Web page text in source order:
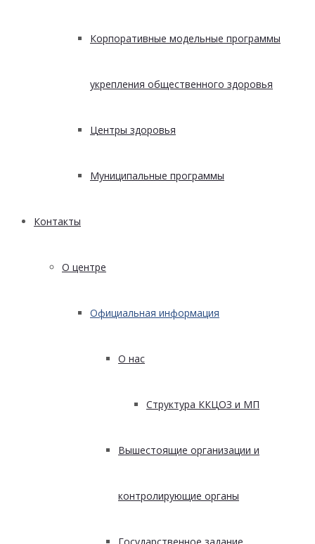
Корпоративные модельные программы
укрепления общественного здоровья
Центры здоровья
Муниципальные программы
Контакты
О центре
Официальная информация
О нас
Структура ККЦОЗ и МП
Вышестоящие организации и
контролирующие органы